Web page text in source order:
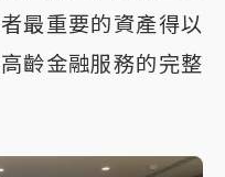
最重要的資產得以
齡金融服務的完整